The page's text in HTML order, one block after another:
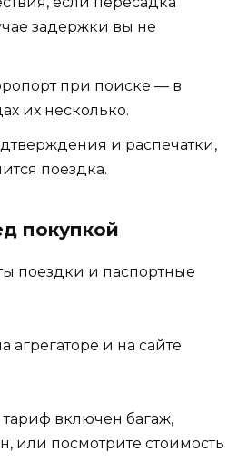
задержки вы не
при поиске — в
их несколько.
и распечатки,
поездка.
покупкой
поездки и паспортные
агрегаторе и на сайте
тариф включен багаж,
или посмотрите стоимость